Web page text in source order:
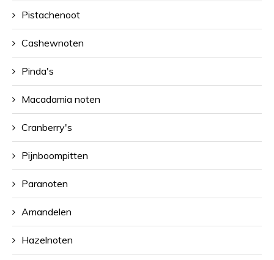
Pistachenoot
Cashewnoten
Pinda's
Macadamia noten
Cranberry's
Pijnboompitten
Paranoten
Amandelen
Hazelnoten